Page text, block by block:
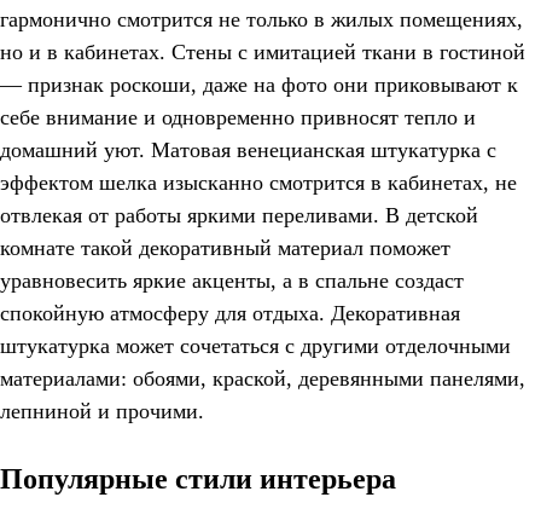
гармонично смотрится не только в жилых помещениях,
но и в кабинетах. Стены с имитацией ткани в гостиной
― признак роскоши, даже на фото они приковывают к
себе внимание и одновременно привносят тепло и
домашний уют. Матовая венецианская штукатурка с
эффектом шелка изысканно смотрится в кабинетах, не
отвлекая от работы яркими переливами. В детской
комнате такой декоративный материал поможет
уравновесить яркие акценты, а в спальне создаст
спокойную атмосферу для отдыха. Декоративная
штукатурка может сочетаться с другими отделочными
материалами: обоями, краской, деревянными панелями,
лепниной и прочими.
Популярные стили интерьера